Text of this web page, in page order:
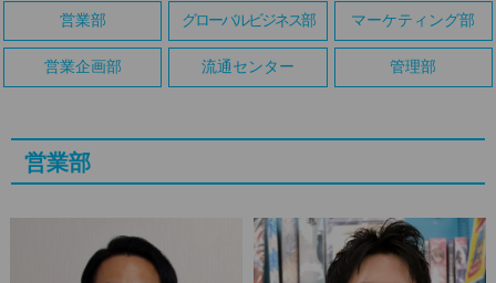
営業部 グローバルビジネス部 マーケティング部
営業企画部 流通センター 管理部
営業部